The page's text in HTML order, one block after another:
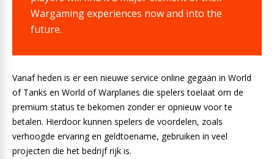
Wargaming experiences now and into the
future.
Vanaf heden is er een nieuwe service online gegaan in World
of Tanks en World of Warplanes die spelers toelaat om de
premium status te bekomen zonder er opnieuw voor te
betalen. Hierdoor kunnen spelers de voordelen, zoals
verhoogde ervaring en geldtoename, gebruiken in veel
projecten die het bedrijf rijk is.